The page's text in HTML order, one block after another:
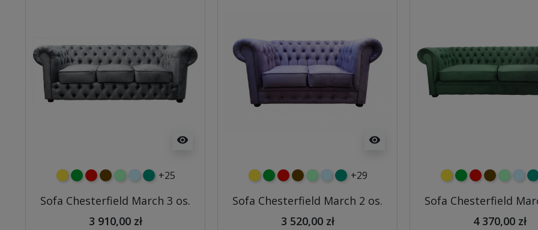
visibility
żółtyzielonyczerwony
czekoladowy
miętowybłękitny
turkusowy
+25
Sofa Chesterfield March 3 os.
3 910,00 zł
visibility
żółtyzielonyczerwony
czekoladowy
miętowybłękitny
turkusowy
+29
Sofa Chesterfield March 2 os.
3 520,00 zł
żółtyzielonyczerwonymiętowy
Sofa Chesterfield
4 370,00 zł